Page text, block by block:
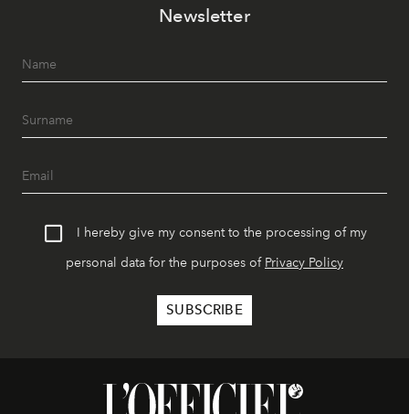
Newsletter
I hereby give my consent to the processing of my
personal data for the purposes of Privacy Policy